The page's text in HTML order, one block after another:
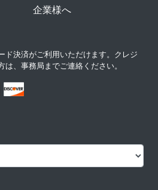
企業様へ
ド決済がご利用いただけます。クレジ
は、事務局までご連絡ください。